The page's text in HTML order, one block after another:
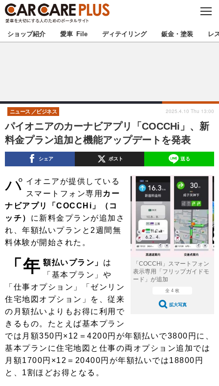
C
S
E
★カーケアプラス認定★ 厳選プロショップを地域から探す
甲信越 北陸
東海 関西
中国 四国
九州 沖縄
注目の記事
ショップレポート 愛車 File
自動車豆知識 ストップ！不具合修理＆粗悪修理
鈑金・塗装
ディテイリング
ディテイリング 洗車
ヘッドライト磨き コーティング
フィルム・ラッピング
鈑金・塗装
小キズ直し 防錆
特集記事
ストップ 不具合修理＆粗悪修理
カーメーカー「旧車」関連プロジェ
クト
コラム
ショップ紹介
ショップレポート プロショップ検索
レストア
カーメーカー「旧車」関連プロジ
ェクト
インタビュー
イベント
イベント告知 イベントレポート
ショップ紹介 愛車 File ディテイリング 鈑金・塗装 レ
パイオニアのカーナビアプリ「COCCHi」、新
料金プラン追加と機能アップデートを発表
ニュース ビジネス 2025.4.10 Thu 13:00
シェア ポスト 送る
「COCCHi」スマートフォン
表示専用「フリップガイドモ
ード」が追加
全 4 枚
拡大写真
パ イオニアが提供している
スマートフォン専用 カー
ナビアプリ「COCCHi」（コ
ッチ） に新料金プランが追加さ
れ、年額払いプランと2週間無
料体験が開始された。
「年 額払いプラン」 は
「基本プラン」や
「仕事オプション」「ゼンリン
住宅地図オプション」を、従来
の月額払いよりもお得に利用で
きるもの。たとえば基本プラン
では月額350円×12＝4200円が年額払いで3800円に、
基本プランに住宅地図と仕事の両オプション追加では
月額1700円×12＝20400円が年額払いでは18800円
と、1割ほどお得となる。